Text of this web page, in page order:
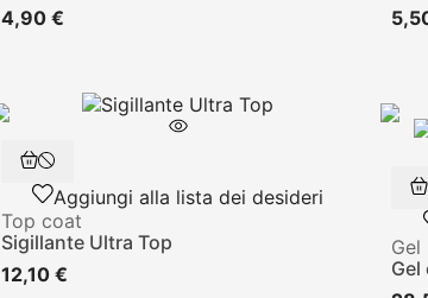
4,90 €
Aggiungi alla lista dei desideri
Top coat
Sigillante Ultra Top
12,10 €
Gel